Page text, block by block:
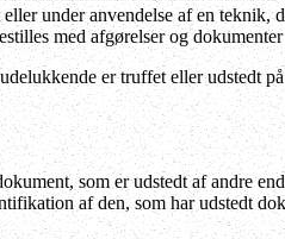
under anvendelse af en
med afgørelser og
er truffet eller udstedt
som er udstedt af andre
af den, som har udstedt